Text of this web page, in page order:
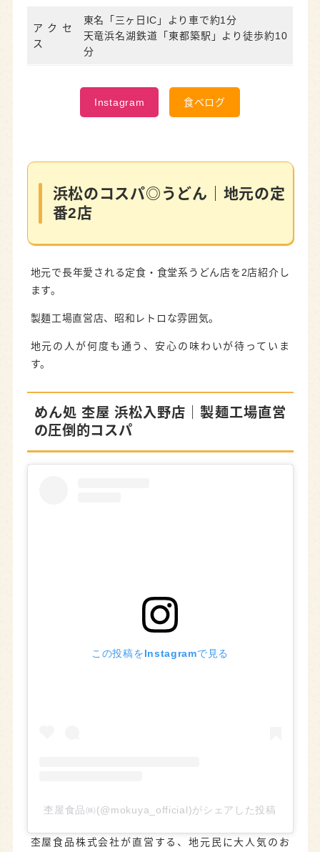
アクセ
ス
東名「三ヶ日IC」より車で約1分
天竜浜名湖鉄道「東都築駅」より徒歩約10
分
Instagram 食べログ
浜松のコスパ◎うどん｜地元の定
番2店
地元で長年愛される定食・食堂系うどん店を2店紹介し
ます。
製麺工場直営店、昭和レトロな雰囲気。
地元の人が何度も通う、安心の味わいが待っていま
す。
めん処 杢屋 浜松入野店｜製麺工場直営
の圧倒的コスパ
この投稿をInstagramで見る
杢屋食品㈱(@mokuya_official)がシェアした投稿
杢屋食品株式会社が直営する、地元民に大人気のお